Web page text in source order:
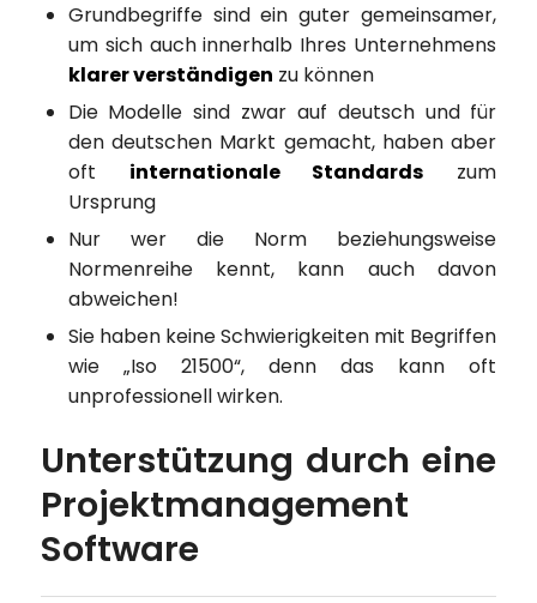
Grundbegriffe sind ein guter gemeinsamer,
um sich auch innerhalb Ihres Unternehmens
klarer verständigen zu können
Die Modelle sind zwar auf deutsch und für
den deutschen Markt gemacht, haben aber
oft internationale Standards zum
Ursprung
Nur wer die Norm beziehungsweise
Normenreihe kennt, kann auch davon
abweichen!
Sie haben keine Schwierigkeiten mit Begriffen
wie „Iso 21500“, denn das kann oft
unprofessionell wirken.
Unterstützung durch eine
Projektmanagement
Software